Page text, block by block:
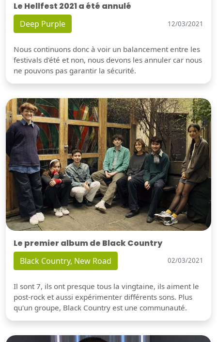
Le Hellfest 2021 a été annulé
Deep Purple 12/03/2021
Nous continuons donc à voir un balancement entre les
festivals d'été et non, nous devons les annuler car nous
ne pouvons pas garantir la sécurité.
Le premier album de Black Country
Black Country, New Road 02/03/2021
Il sont 7, ils ont presque tous la vingtaine, ils aiment le
post-rock et aussi expérimenter différents sons. Plus
qu'un groupe, Black Country est une communauté.